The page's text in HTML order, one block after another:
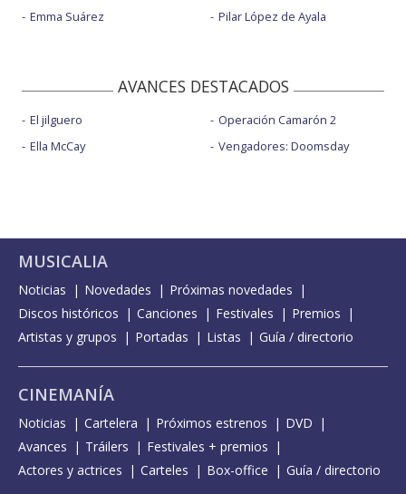
Emma Suárez
Pilar López de Ayala
AVANCES DESTACADOS
El jilguero
Ella McCay
Operación Camarón 2
Vengadores: Doomsday
MUSICALIA
Noticias Novedades
Próximas novedades
Discos históricos
Canciones Festivales
Premios
Artistas y grupos
Portadas Listas Guía / directorio
CINEMANÍA
Noticias Cartelera Próximos estrenos
DVD
Avances
Tráilers
Festivales + premios
Actores y actrices
Carteles Box-office Guía / directorio